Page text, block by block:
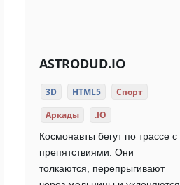
ASTRODUD.IO
3D HTML5
Спорт
Аркады
.IO
Космонавты бегут по трассе с
препятствиями. Они
толкаются, перепрыгивают